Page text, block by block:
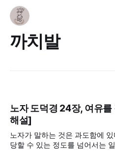
까치발
노자 도덕경 24장, 여유
해설]
노자가 말하는 것은 과도함에
당할 수 있는 정도를 넘어서는